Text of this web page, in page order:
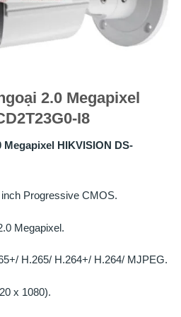
2.0 Megapixel
I8
HIKVISION DS-
Progressive CMOS.
Megapixel.
H.265/ H.264+/ H.264/ MJPEG.
x 1080).